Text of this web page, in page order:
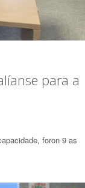
para a
foron 9 as